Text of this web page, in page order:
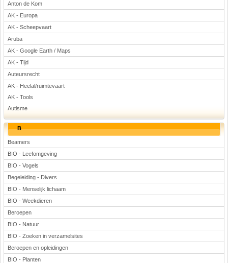
(Advertenties)
Anton de Kom
AK - Europa
AK - Scheepvaart
Aruba
AK - Google Earth / Maps
AK - Tijd
Auteursrecht
AK - Heelal/ruimtevaart
AK - Tools
Autisme
B
Beamers
BIO - Leefomgeving
BIO - Vogels
Begeleiding - Divers
BIO - Menselijk lichaam
BIO - Weekdieren
Beroepen
BIO - Natuur
BIO - Zoeken in verzamelsites
Beroepen en opleidingen
BIO - Planten